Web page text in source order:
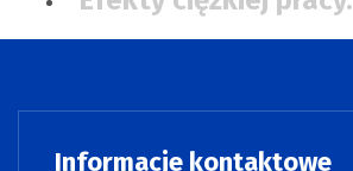
Informacje kontaktowe